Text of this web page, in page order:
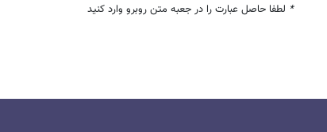
* لطفا حاصل عبارت را در جعبه متن روبرو وارد کنید